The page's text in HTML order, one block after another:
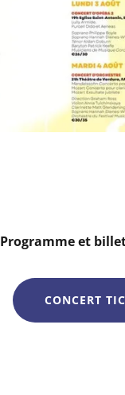
Programme et
CONCERT